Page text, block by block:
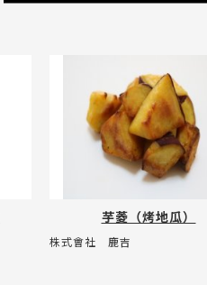
芋菱（烤地瓜）
株式會社 鹿吉